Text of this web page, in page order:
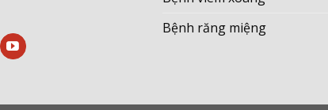
Bệnh răng miệng